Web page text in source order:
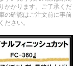
かかります。ご了承くだ
の確認はご注文前に事前
ださい。